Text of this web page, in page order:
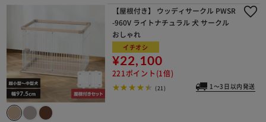
【屋根付き】 ウッディサークル PWSR
-960V ライトナチュラル 犬 サークル
おしゃれ
イチオシ
¥22,100
221ポイント(1倍)
(21) 1～3日以内発送